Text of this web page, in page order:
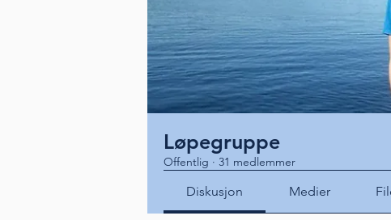
Løpegruppe
Offentlig · 31 medlemmer
Diskusjon Medier